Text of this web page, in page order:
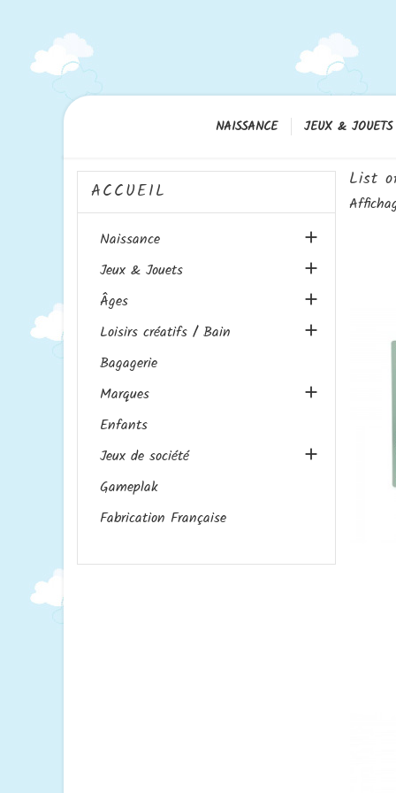
NAISSANCE JEUX & JOUETS
ACCUEIL
Naissance 
Jeux & Jouets 
Âges 
Loisirs créatifs / Bain 
Bagagerie
Marques

Enfants
Jeux de société

Gameplak
Fabrication Française
List